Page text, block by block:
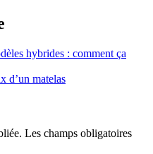
hybrides : comment ça
d’un matelas
Les champs obligatoires